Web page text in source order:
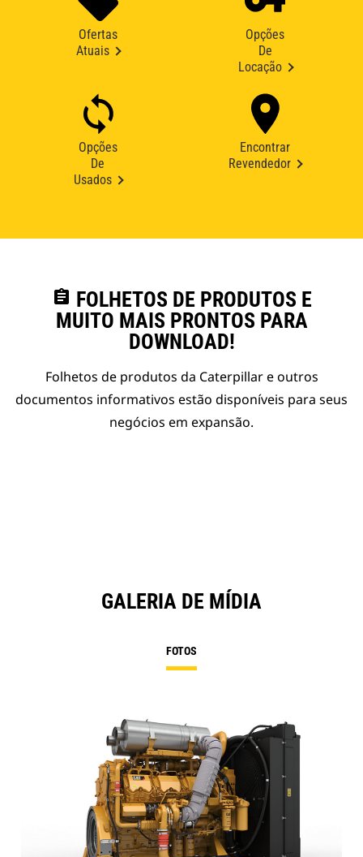
Ofertas
Atuais
Opções
De
Locação
Opções
De
Usados
Encontrar
Revendedor
assignment FOLHETOS DE PRODUTOS E
MUITO MAIS PRONTOS PARA
DOWNLOAD!
Folhetos de produtos da Caterpillar e outros
documentos informativos estão disponíveis para seus
negócios em expansão.
GALERIA DE MÍDIA
FOTOS